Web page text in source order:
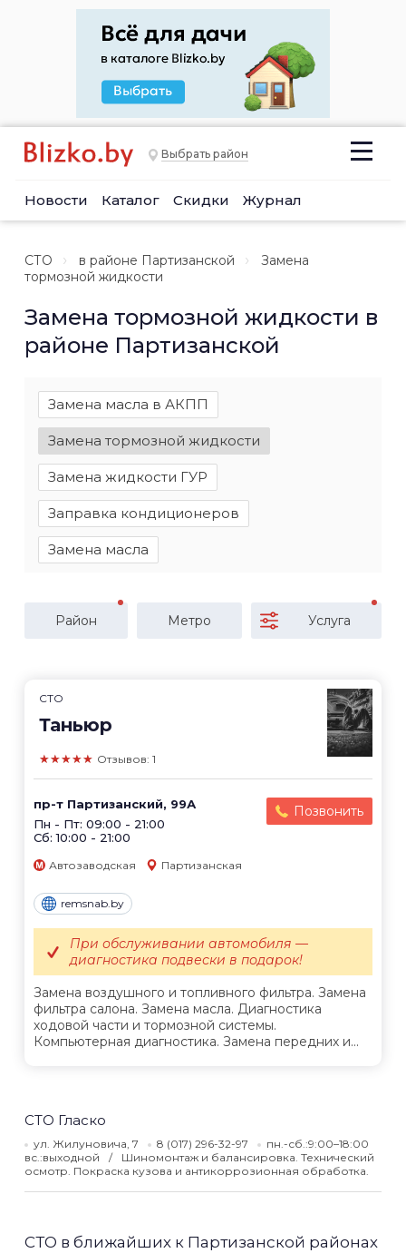
Выбрать район
Новости Каталог Скидки Журнал
СТО в районе Партизанской
Замена
тормозной жидкости
Замена тормозной жидкости в
районе Партизанской
Замена масла в АКПП
Замена тормозной жидкости
Замена жидкости ГУР
Заправка кондиционеров
Замена масла
Район Метро Услуга
СТО
Таньюр
★★★★★ Отзывов: 1
пр-т Партизанский, 99А
Пн - Пт: 09:00 - 21:00
Сб: 10:00 - 21:00
Позвонить
Автозаводская Партизанская
remsnab.by
Замена воздушного и топливного фильтра. Замена
фильтра салона. Замена масла. Диагностика
ходовой части и тормозной системы.
Компьютерная диагностика. Замена передних и...
При обслуживании автомобиля —
диагностика подвески в подарок!
СТО Гласко
ул. Жилуновича, 7 8 (017) 296-32-97
пн.-сб.:9:00–18:00
вс.:выходной
Шиномонтаж и балансировка. Технический
осмотр. Покраска кузова и антикоррозионная обработка.
СТО в ближайших к Партизанской районах